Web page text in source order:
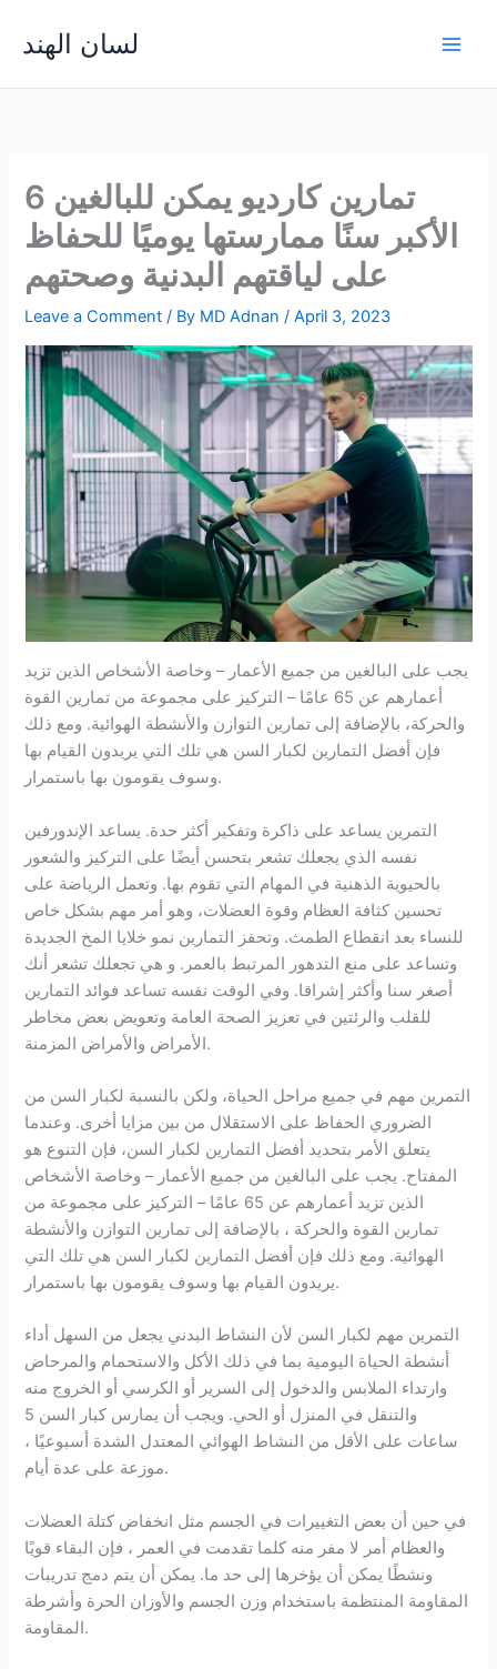
content
لسان الهند
6 تمارين كارديو يمكن للبالغين
الأكبر سنًا ممارستها يوميًا للحفاظ
على لياقتهم البدنية وصحتهم
Leave a Comment / By MD Adnan/April 3, 2023
يجب على البالغين من جميع الأعمار – وخاصة الأشخاص الذين تزيد
أعمارهم عن 65 عامًا – التركيز على مجموعة من تمارين القوة
والحركة، بالإضافة إلى تمارين التوازن والأنشطة الهوائية. ومع ذلك
فإن أفضل التمارين لكبار السن هي تلك التي يريدون القيام بها
وسوف يقومون بها باستمرار.
التمرين يساعد على ذاكرة وتفكير أكثر حدة. يساعد الإندورفين
نفسه الذي يجعلك تشعر بتحسن أيضًا على التركيز والشعور
بالحيوية الذهنية في المهام التي تقوم بها. وتعمل الرياضة على
تحسين كثافة العظام وقوة العضلات، وهو أمر مهم بشكل خاص
للنساء بعد انقطاع الطمث. وتحفز التمارين نمو خلايا المخ الجديدة
وتساعد على منع التدهور المرتبط بالعمر. و هي تجعلك تشعر أنك
أصغر سنا وأكثر إشراقا. وفي الوقت نفسه تساعد فوائد التمارين
للقلب والرئتين في تعزيز الصحة العامة وتعويض بعض مخاطر
الأمراض والأمراض المزمنة.
التمرين مهم في جميع مراحل الحياة، ولكن بالنسبة لكبار السن من
الضروري الحفاظ على الاستقلال من بين مزايا أخرى. وعندما
يتعلق الأمر بتحديد أفضل التمارين لكبار السن، فإن التنوع هو
المفتاح. يجب على البالغين من جميع الأعمار – وخاصة الأشخاص
الذين تزيد أعمارهم عن 65 عامًا – التركيز على مجموعة من
تمارين القوة والحركة ، بالإضافة إلى تمارين التوازن والأنشطة
الهوائية. ومع ذلك فإن أفضل التمارين لكبار السن هي تلك التي
يريدون القيام بها وسوف يقومون بها باستمرار.
التمرين مهم لكبار السن لأن النشاط البدني يجعل من السهل أداء
أنشطة الحياة اليومية بما في ذلك الأكل والاستحمام والمرحاض
وارتداء الملابس والدخول إلى السرير أو الكرسي أو الخروج منه
والتنقل في المنزل أو الحي. ويجب أن يمارس كبار السن 5
ساعات على الأقل من النشاط الهوائي المعتدل الشدة أسبوعيًا ،
موزعة على عدة أيام.
في حين أن بعض التغييرات في الجسم مثل انخفاض كتلة العضلات
والعظام أمر لا مفر منه كلما تقدمت في العمر ، فإن البقاء قويًا
ونشطًا يمكن أن يؤخرها إلى حد ما. يمكن أن يتم دمج تدريبات
المقاومة المنتظمة باستخدام وزن الجسم والأوزان الحرة وأشرطة
المقاومة.